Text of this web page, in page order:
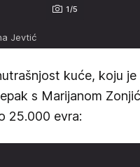
1/5
Jevtić
kuće, koju je
s Marijanom
25.000 evra: